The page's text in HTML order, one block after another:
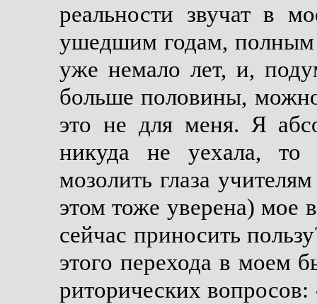
реальности звучат в
ушедшим годам,
уже немало лет, и,
больше половины,
это не для меня. Я
никуда не уехала,
мозолить глаза
этом тоже уверена) мое
сейчас приносить
этого перехода в моем
риторических